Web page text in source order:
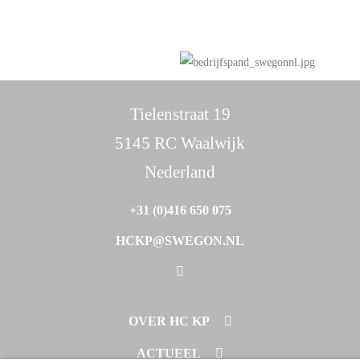
Tielenstraat 19
5145 RC Waalwijk
Nederland
+31 (0)416 650 075
HCKP@SWEGON.NL
OVER HC KP
PROJECTEN
ACTUEEL